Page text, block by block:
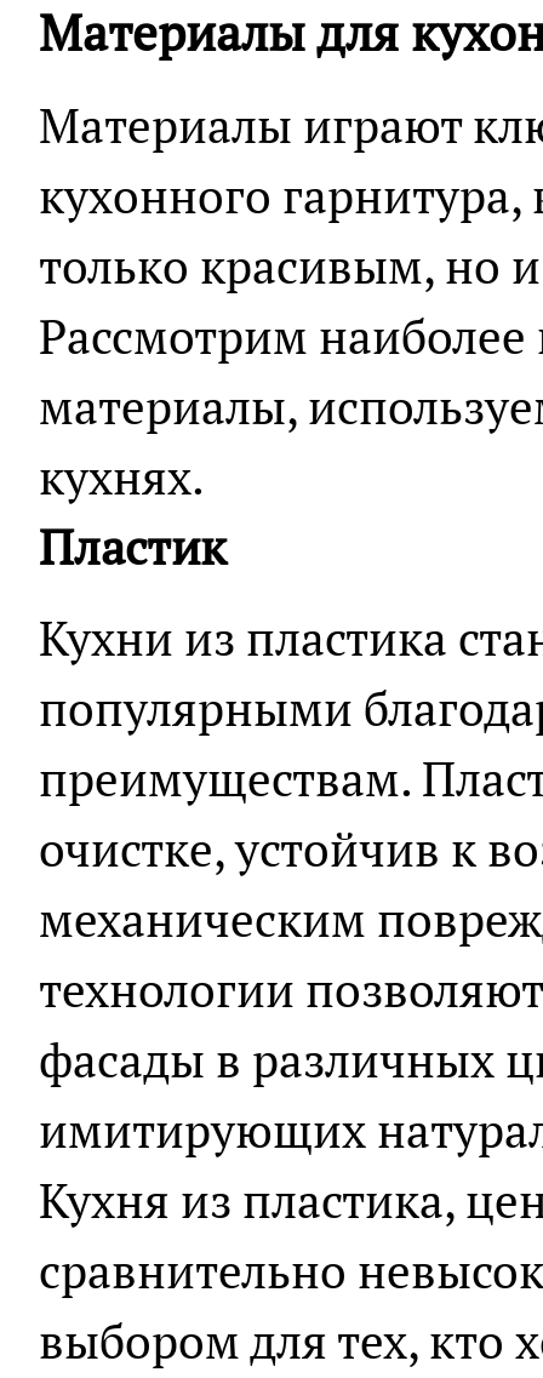
Материалы для
Материалы играют
кухонного
только красивым, но
Рассмотрим
материалы,
кухнях.
Пластик
Кухни из пластика
популярными
преимуществам.
очистке, устойчив к
механическим
технологии
фасады в различных
имитирующих
Кухня из пластика,
сравнительно
выбором для тех, кто